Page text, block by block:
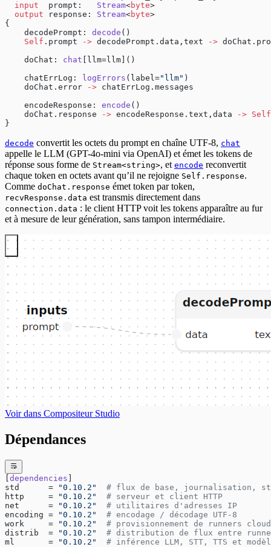
  input
  prompt:
Stream<byte>
  output
response: Stream<byte>
{
    decodePrompt:
decode ()
    Self
.prompt -> decodePrompt.data,text ->
    doChat:
chat [llm=llm]()
    chatErrLog:
logErrors (label="llm" )
    doChat.error
-> chatErrLog.messages
    encodeResponse:
encode ()
    doChat.response
-> encodeResponse.text,data -> Self
}
decode convertit les octets du prompt en chaîne UTF-8, chat
appelle le LLM (GPT-4o-mini via OpenAI) et émet les tokens de
réponse sous forme de Stream<string>, et encode reconvertit
chaque token en octets avant qu’il ne rejoigne Self.response.
Comme doChat.response émet token par token,
recvResponse.data est transmis directement dans
connection.data : le client HTTP voit les tokens apparaître au fur
et à mesure de leur génération, sans tampon intermédiaire.
Voir dans Compositeur Studio
Dépendances
[dependencies ]
std      =
"0.10.2"
# flux de base, journalisation,
http     =
"0.10.2"
  # serveur et client HTTP
net      =
"0.10.2"
  # utilitaires d'adresses IP
encoding =
"0.10.2"
  # encodage / décodage UTF-8
work     =
"0.10.2"
  # provisionnement de runners cloud
distrib  =
"0.10.2"
# distribution de flux entre
ml       =
"0.10.2"
# inférence LLM, STT, TTS et